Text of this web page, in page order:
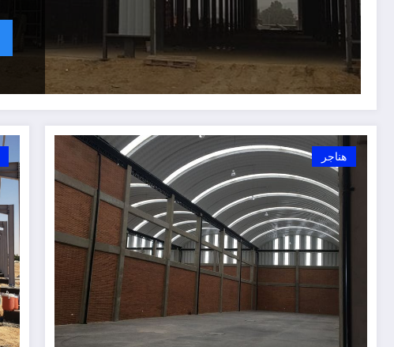
هناجر